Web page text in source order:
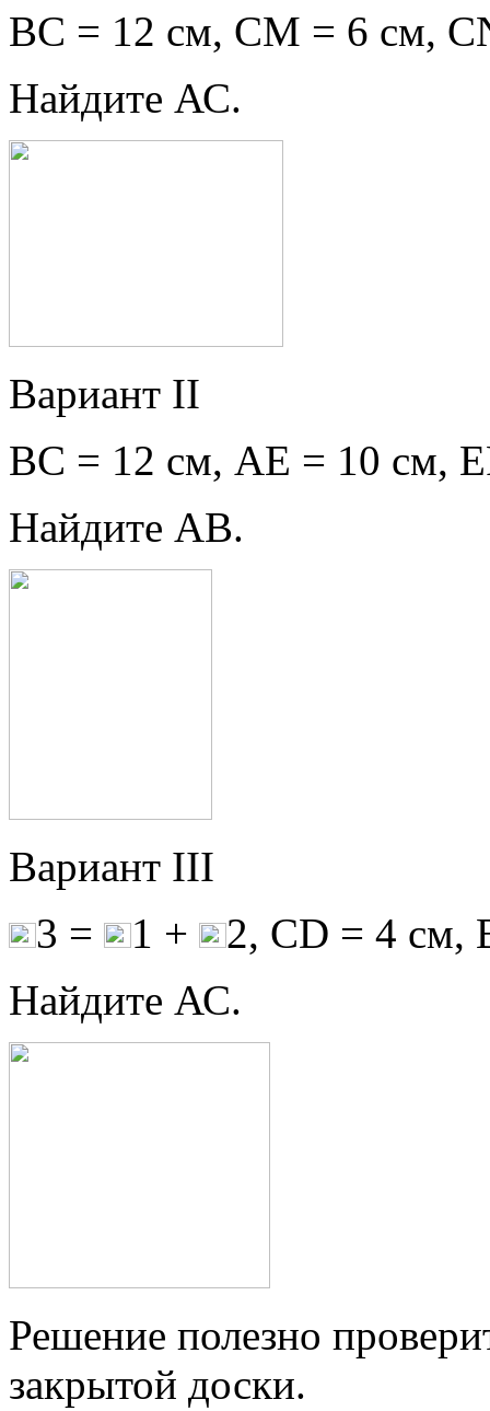
BC = 12 cм, CМ = 6 cм,
Найдите АС.
Вариант II
BC = 12 cм, АЕ = 10 cм,
Найдите АВ.
Вариант III
3 =
1 +
2, CD = 4 cм,
Найдите АС.
Решение полезно
закрытой доски.